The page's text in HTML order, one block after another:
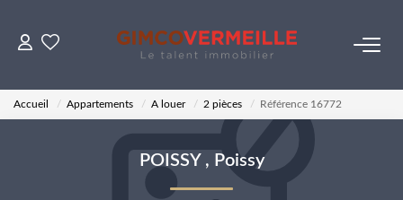
ACHETER
Accueil Appartements A louer 2 pièces Référence 16772
POISSY , Poissy